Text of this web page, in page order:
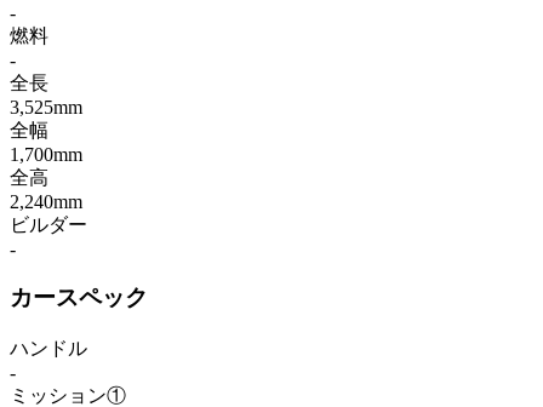
-
燃料
-
全長
3,525mm
全幅
1,700mm
全高
2,240mm
ビルダー
-
カースペック
ハンドル
-
ミッション①